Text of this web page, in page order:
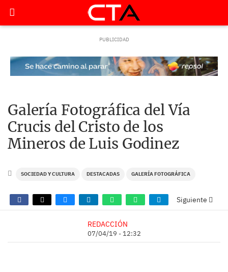
Galería Fotográfica del Vía
Crucis del Cristo de los
Mineros de Luis Godinez
SOCIEDAD Y CULTURA DESTACADAS GALERÍA FOTOGRÁFICA
Siguiente
REDACCIÓN
07/04/19 - 12:32